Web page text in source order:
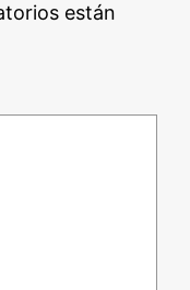
están